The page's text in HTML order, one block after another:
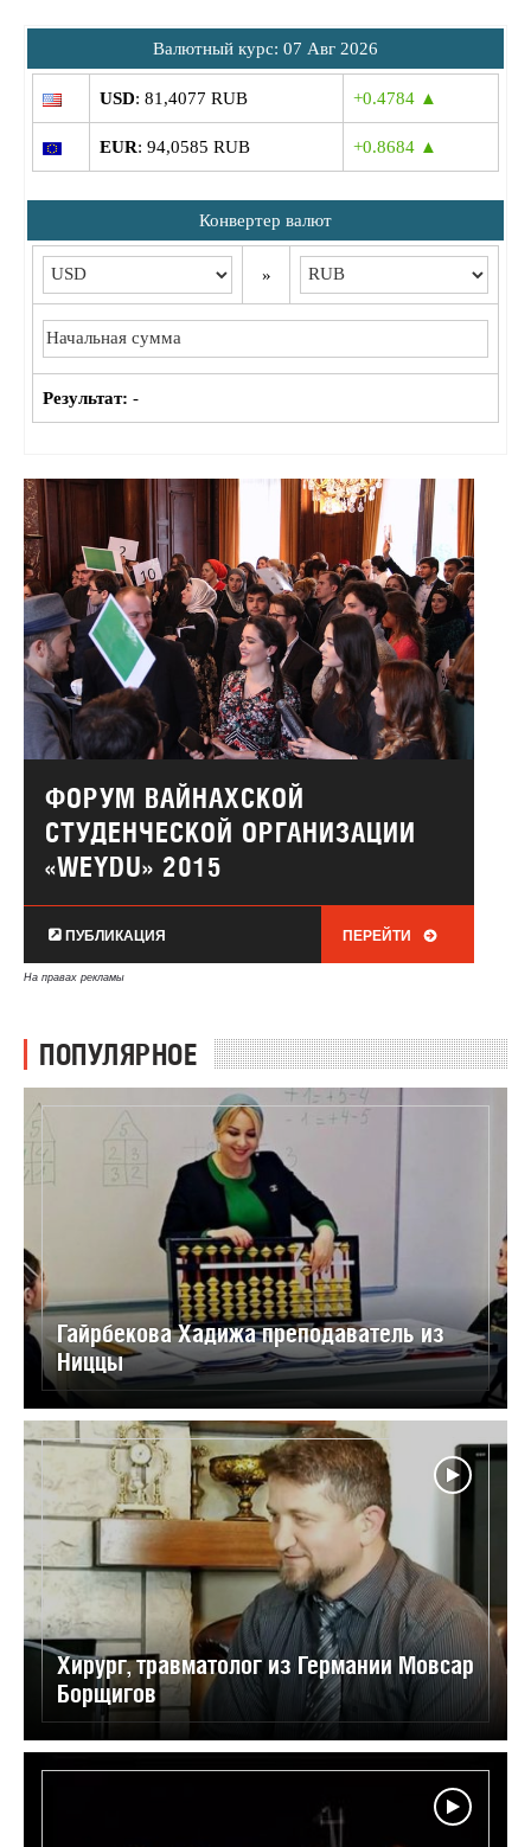
Bалютный курс: 07 Авг 2026
USD: 81,4077 RUB +0.4784 ▲
EUR: 94,0585 RUB +0.8684 ▲
Конвертер валют
»
Результат: -
ФОРУМ ВАЙНАХСКОЙ
СТУДЕНЧЕСКОЙ ОРГАНИЗАЦИИ
«WEYDU» 2015
ПУБЛИКАЦИЯ ПЕРЕЙТИ
На правах рекламы
ПОПУЛЯРНОЕ
Гайрбекова Хадижа преподаватель из
Ниццы
Хирург, травматолог из Германии Мовсар
Борщигов